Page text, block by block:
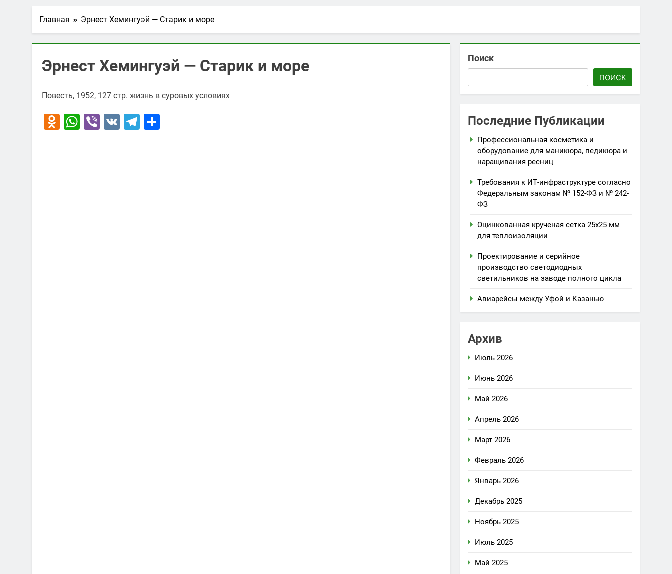
Главная Эрнест Хемингуэй — Старик и море
Эрнест Хемингуэй — Старик и море
Повесть, 1952, 127 стр. жизнь в суровых условиях
Odnoklassniki
WhatsApp
Viber
VK Telegram
Поиск
ПОИСК
Последние Публикации
Профессиональная косметика и
оборудование для маникюра, педикюра и
наращивания ресниц
Требования к ИТ-инфраструктуре согласно
Федеральным законам № 152-ФЗ и № 242-
ФЗ
Оцинкованная крученая сетка 25х25 мм
для теплоизоляции
Проектирование и серийное
производство светодиодных
светильников на заводе полного цикла
Авиарейсы между Уфой и Казанью
Архив
Июль 2026
Июнь 2026
Май 2026
Апрель 2026
Март 2026
Февраль 2026
Январь 2026
Декабрь 2025
Ноябрь 2025
Июль 2025
Май 2025